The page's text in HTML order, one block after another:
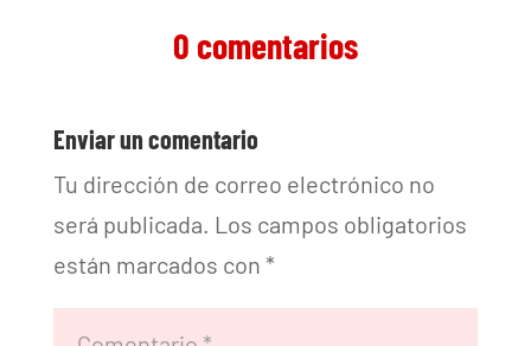
0 comentarios
Enviar un comentario
Tu dirección de correo electrónico no
será publicada. Los campos obligatorios
están marcados con *